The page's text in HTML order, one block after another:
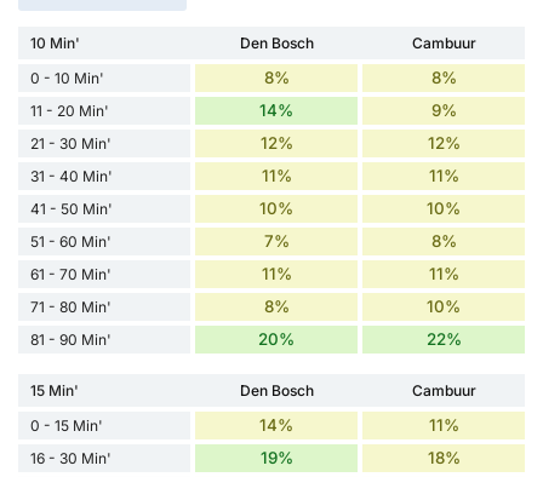
10 Min' Den Bosch
Cambuur
0 - 10 Min'
8% 8%
11 - 20 Min' 14% 9%
21 - 30 Min' 12% 12%
31 - 40 Min' 11% 11%
41 - 50 Min' 10% 10%
51 - 60 Min' 7% 8%
61 - 70 Min' 11% 11%
71 - 80 Min' 8% 10%
81 - 90 Min' 20% 22%
15 Min' Den Bosch
Cambuur
0 - 15 Min'
14% 11%
16 - 30 Min' 19% 18%